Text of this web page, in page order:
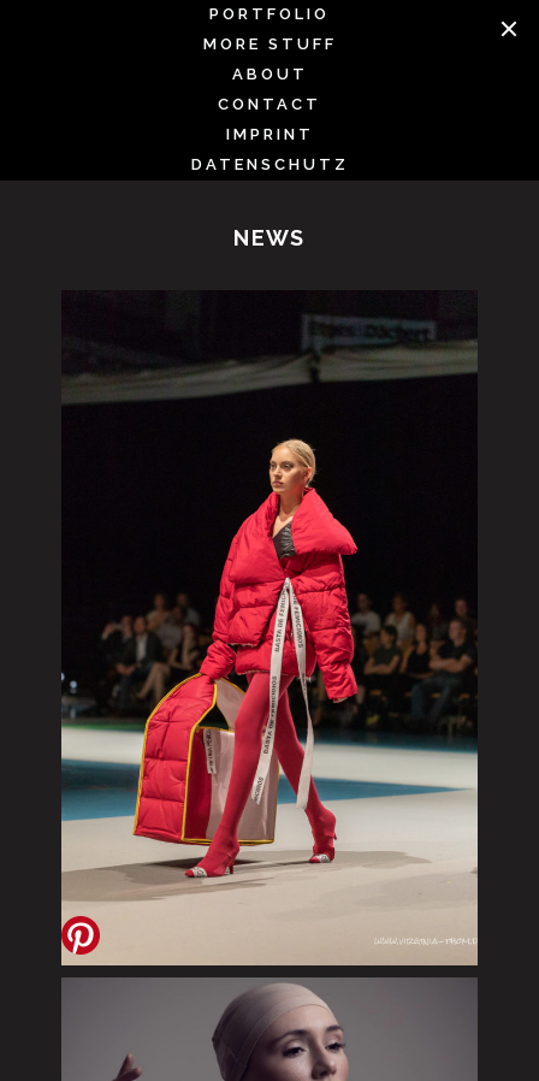
PORTFOLIO
MORE STUFF
ABOUT
CONTACT
IMPRINT
DATENSCHUTZ
NEWS
CROVEMENT MODENSCHAU FH-
TRIER 13.10.2018 ARENA TRIER
ALEXANDER KEILBEIN FASHION
EDITORIAL
2017